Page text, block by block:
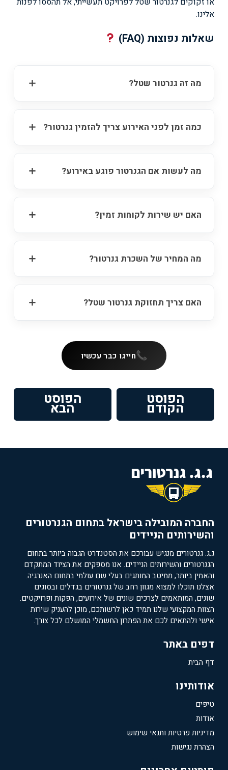
אלינו.
שאלות נפוצות (FAQ)
מה זה גנרטור שטל?
כמה זמן לפני האירוע צריך להזמין גנרטור?
מה לעשות אם הגנרטור פוגע באירוע?
האם יש שירות לקוחות זמין?
מה המחיר של השכרת גנרטור?
האם צריך תחזוקת גנרטור שטל?
חייגו כבר עכשיו
ניווט הפוסט
הקודםקודם:
הפוסט
הבאהפוסט
הבא:
החברה המובילה בישראל בתחום הגנרטורים
והשירותים הניידים
ג.ג. גנרטורים מנגיש עבורכם את הסטנדרט הגבוה ביותר בתחום
הגנרטורים והשירותים הניידים. אנו מספקים את הציוד המתקדם
והאמין ביותר, ממיטב המותגים בעלי שם עולמי בתחום האנרגיה.
אצלנו תוכלו למצוא מגוון רחב של גנרטורים בגדלים ובסוגים
שונים, המותאמים לצרכים שונים של אירועים, הפקות ופרויקטים.
הצוות המקצועי שלנו תמיד כאן לרשותכם, מוכן להעניק שירות
אישי ולהתאים לכם את הפתרון החשמלי המושלם לכל צורך.
דפים באתר
דף הבית
אודותינו
טיפים
אודות
מדיניות פרטיות ותנאי שימוש
הצהרת נגישות